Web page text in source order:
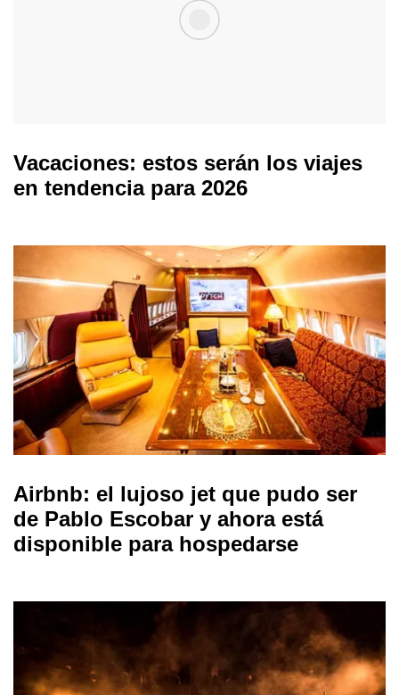
Vacaciones: estos serán los viajes
en tendencia para 2026
Airbnb: el lujoso jet que pudo ser
de Pablo Escobar y ahora está
disponible para hospedarse